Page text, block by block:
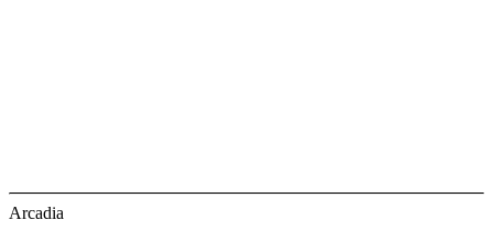
Arcadia